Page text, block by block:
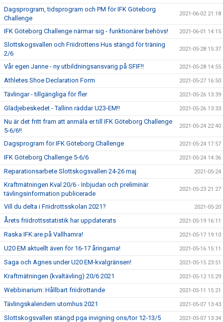
Dagsprogram, tidsprogram och PM för IFK Göteborg
Challenge
2021-06-02 21:18
IFK Göteborg Challenge närmar sig - funktionärer behövs! 2021-06-01 14:15
Slottskogsvallen och Friidrottens Hus stängd för träning
2/6
2021-05-28 15:37
Vår egen Janne - ny utbildningsansvarig på SFIF!! 2021-05-28 14:55
Athletes Shoe Declaration Form 2021-05-27 16:50
Tävlingar - tillgängliga för fler 2021-05-26 13:39
Glädjebeskedet - Tallinn räddar U23-EM!! 2021-05-26 13:33
Nu är det fritt fram att anmäla er till IFK Göteborg Challenge
5-6/6!!
2021-05-24 22:40
Dagsprogram för IFK Göteborg Challenge 2021-05-24 17:57
IFK Göteborg Challenge 5-6/6 2021-05-24 14:36
Reparationsarbete Slottskogsvallen 24-26 maj 2021-05-24
Kraftmätningen Kval 20/6 - Inbjudan och preliminär
tävlingsinformation publicerade
2021-05-23 21:27
Vill du delta i Friidrottsskolan 2021? 2021-05-20
Årets friidrottsstatistik har uppdaterats 2021-05-19 16:11
Raska IFK:are på Vallhamra! 2021-05-17 19:10
U20 EM aktuellt även för 16-17 åringarna! 2021-05-16 15:11
Saga och Agnes under U20 EM-kvalgränsen! 2021-05-15 23:51
Kraftmätningen (kvaltävling) 20/6 2021 2021-05-12 15:29
Webbinarium: Hållbart friidrottande 2021-05-11 15:21
Tävlingskalendern utomhus 2021 2021-05-07 13:43
Slottskogsvallen stängd pga invigning ons/tor 12-13/5 2021-05-07 13:34